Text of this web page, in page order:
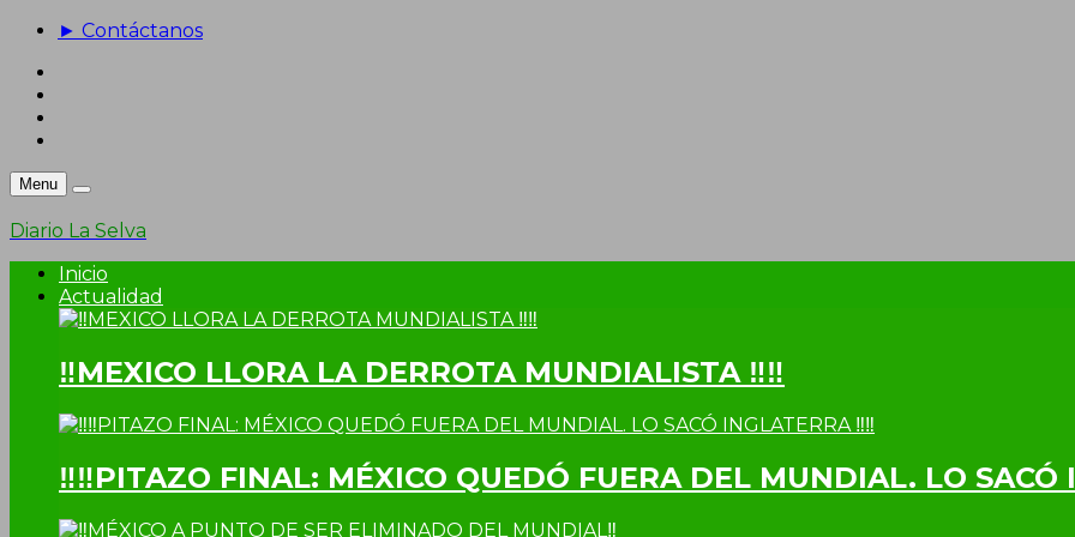
► Contáctanos
Menu
Diario La Selva
Inicio
Actualidad
‼MEXICO LLORA LA DERROTA MUNDIALISTA ‼‼
‼‼PITAZO FINAL: MÉXICO QUEDÓ FUERA DEL MUNDIAL. LO SACÓ